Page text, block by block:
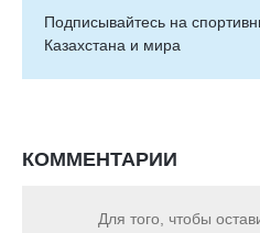
Подписывайтесь на
Казахстана и мира
КОММЕНТАРИИ
Для того, чтобы